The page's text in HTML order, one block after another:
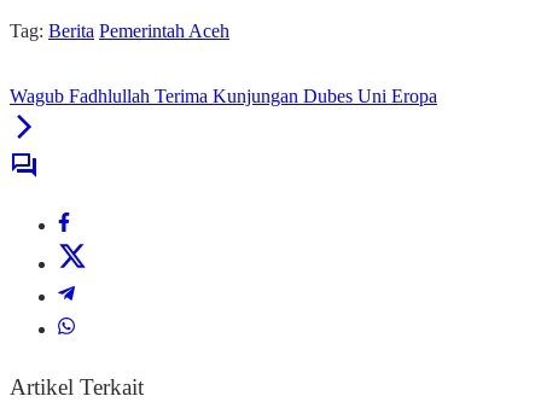
Tag: Berita Pemerintah Aceh
Wagub Fadhlullah Terima Kunjungan Dubes Uni Eropa
Artikel Terkait